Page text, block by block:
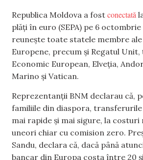
Republica Moldova a fost conectată
plăți în euro (SEPA) pe 6 octombrie
reunește toate statele membre
Europene, precum și Regatul Unit,
Economic European, Elveția,
Marino și Vatican.
Reprezentanții BNM declarau că,
familiile din diaspora,
mai rapide și mai sigure, la costuri
uneori chiar cu comision zero.
Sandu, declara că, dacă până
bancar din Europa costa între 20